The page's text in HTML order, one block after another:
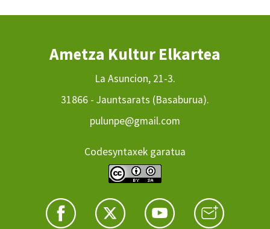
Ametza Kultur Elkartea
La Asuncion, 21-3.
31866 - Jauntsarats (Basaburua).
pulunpe@gmail.com
Codesyntaxek garatua